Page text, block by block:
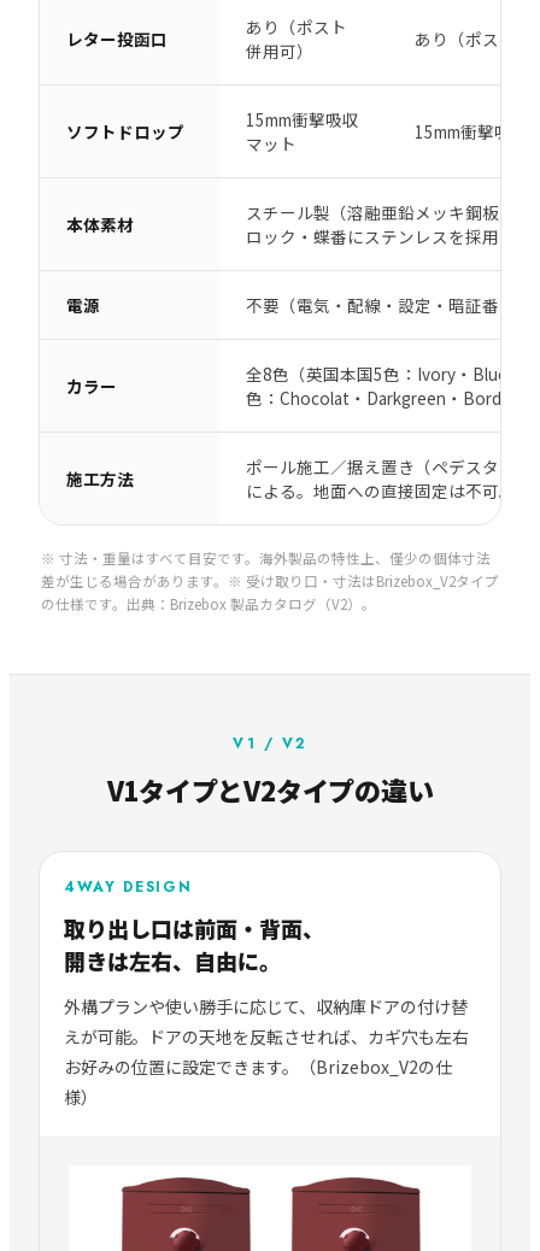
レター投函口
あり（ポスト
併用可）
あり（ポスト併
ソフトドロップ
15mm衝撃吸収
マット
15mm衝撃吸収
本体素材
スチール製（溶融亜鉛メッキ鋼板 パ
ロック・蝶番にステンレスを採用
電源 不要（電気・配線・設定・暗証番号は
カラー
全8色（英国本国5色：Ivory・Blue・
色：Chocolat・Darkgreen・
施工方法
ポール施工／据え置き（ペデスタル
による。地面への直接固定は不可。
※ 寸法・重量はすべて目安です。海外製品の特性上、僅少の個体寸法
差が生じる場合があります。※ 受け取り口・寸法はBrizebox_V2タイプ
の仕様です。出典：Brizebox 製品カタログ（V2）。
V1 / V2
V1タイプとV2タイプの違い
4WAY DESIGN
取り出し口は前面・背面、
開きは左右、自由に。
外構プランや使い勝手に応じて、収納庫ドアの付け替
えが可能。ドアの天地を反転させれば、カギ穴も左右
お好みの位置に設定できます。（Brizebox_V2の仕
様）